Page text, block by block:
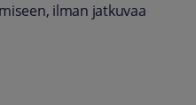
ilman jatkuvaa